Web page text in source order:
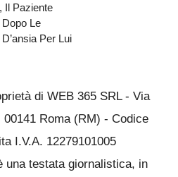
Il Paziente
Le
Per Lui
di WEB 365 SRL - Via
Roma (RM) - Codice
I.V.A. 12279101005
una testata giornalistica, in